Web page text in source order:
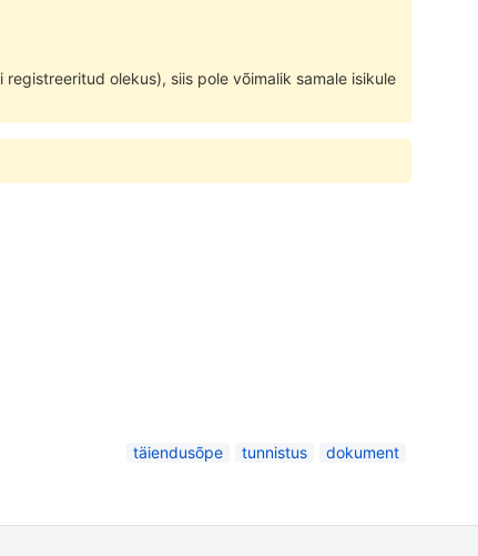
olekus), siis pole võimalik samale isikule
täiendusõpe
tunnistus dokument